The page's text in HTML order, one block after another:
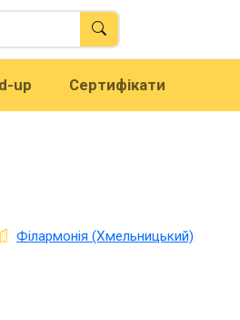
up Сертифікати
Філармонія (Хмельницький)